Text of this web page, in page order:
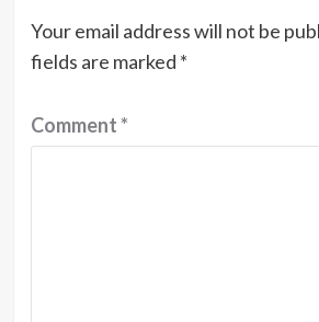
Your email address will not be
fields are marked *
Comment*